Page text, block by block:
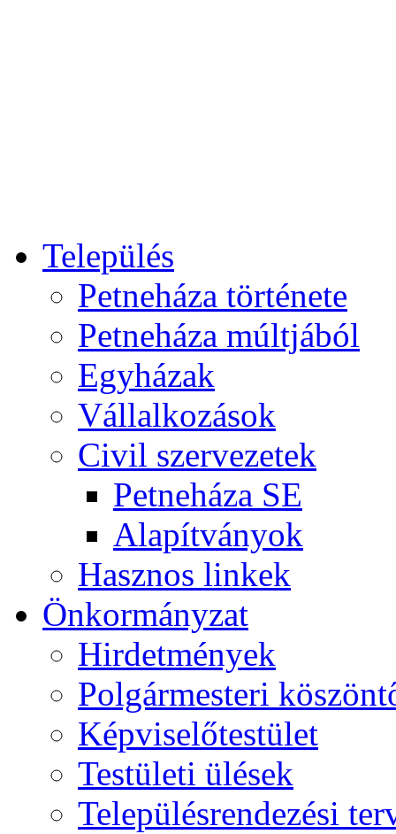
Település
Petneháza története
Petneháza múltjából
Egyházak
Vállalkozások
Civil szervezetek
Petneháza SE
Alapítványok
Hasznos linkek
Önkormányzat
Hirdetmények
Polgármesteri
Képviselőtestület
Testületi ülések
Településrendezési